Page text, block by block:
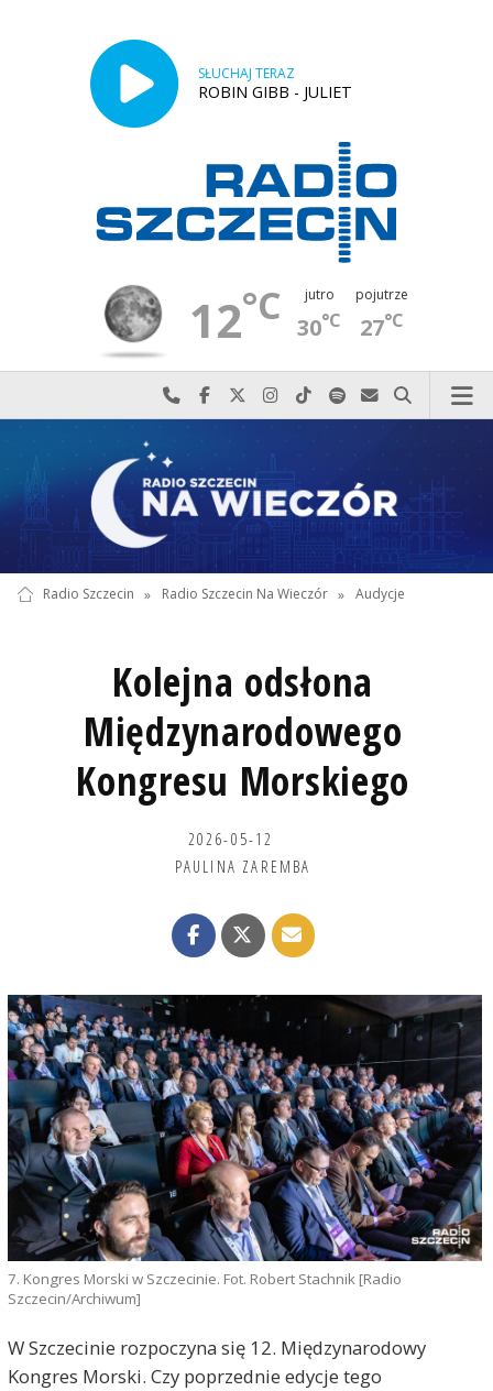
SŁUCHAJ TERAZ
ROBIN GIBB - JULIET
12°C jutro
30°C
pojutrze
27°C
Najlepiej po prostu do nas zadzwoń
Odwiedź nas na Facebook-u
Odwiedź nas na X
Odwiedź nas na Instagram-ie
Odwiedź nas na TikTok-u
Szukaj nas na Spotify
Wyślij do nas
Szukaj
Radio Szczecin » Radio Szczecin Na Wieczór » Audycje
Kolejna odsłona
Międzynarodowego
Kongresu Morskiego
2026-05-12
PAULINA ZAREMBA
7. Kongres Morski w Szczecinie. Fot. Robert Stachnik [Radio
Szczecin/Archiwum]
W Szczecinie rozpoczyna się 12. Międzynarodowy
Kongres Morski. Czy poprzednie edycje tego